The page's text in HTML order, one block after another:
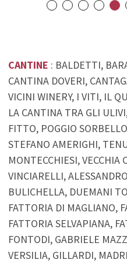
CANTINE : BALDETTI,
CANTINA DOVERI,
VICINI WINERY, I VITI, IL
LA CANTINA TRA GLI
FITTO, POGGIO
STEFANO AMERIGHI,
MONTECCHIESI, VECCHIA
VINCIARELLI,
BULICHELLA, DUEMANI
FATTORIA DI MAGLIANO,
FATTORIA SELVAPIANA,
FONTODI, GABRIELE
VERSILIA, GILLARDI,